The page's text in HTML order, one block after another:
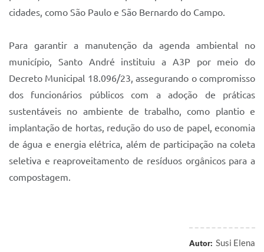
cidades, como São Paulo e São Bernardo do Campo.
Para garantir a manutenção da agenda ambiental no
município, Santo André instituiu a A3P por meio do
Decreto Municipal 18.096/23, assegurando o compromisso
dos funcionários públicos com a adoção de práticas
sustentáveis no ambiente de trabalho, como plantio e
implantação de hortas, redução do uso de papel, economia
de água e energia elétrica, além de participação na coleta
seletiva e reaproveitamento de resíduos orgânicos para a
compostagem.
Autor: Susi Elena